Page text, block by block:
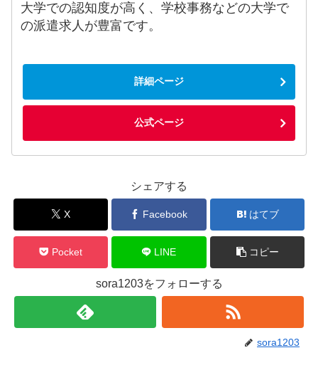
大学での認知度が高く、学校事務などの大学で
の派遣求人が豊富です。
詳細ページ
公式ページ
シェアする
X Facebook はてブ
Pocket LINE コピー
sora1203をフォローする
sora1203